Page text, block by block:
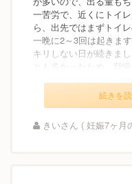
一苦労で、近くにトイ
ら、出先ではまずトイ
一晩に2～3回は起きま
キリしない日が続きま
とも多かったため、我
続きを
きいさん ( 妊娠7ヶ月